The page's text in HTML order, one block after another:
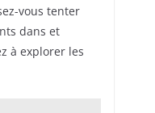
vous tenter
dans et
à explorer les